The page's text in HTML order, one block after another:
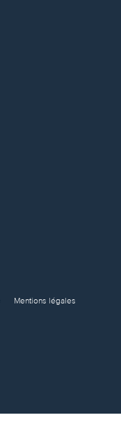
Mentions légales